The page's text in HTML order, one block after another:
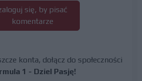
się, by pisać
komentarze
konta, dołącz do społeczności
1 - Dziel Pasję!